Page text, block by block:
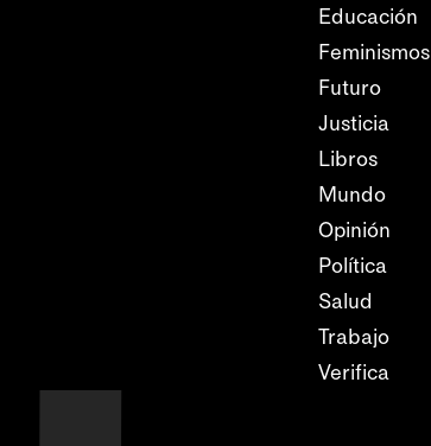
Educación
Feminismos
Futuro
Justicia
Libros
Mundo
Opinión
Política
Salud
Trabajo
Verifica